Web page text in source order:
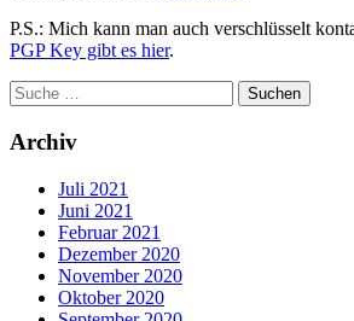
P.S.: Mich kann man auch verschlüsselt
PGP Key gibt es hier.
Archiv
Juli 2021
Juni 2021
Februar 2021
Dezember 2020
November 2020
Oktober 2020